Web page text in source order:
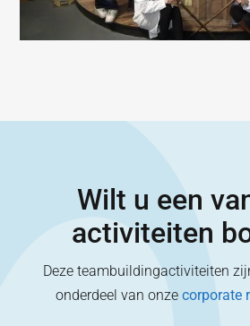
Wilt u een
activiteiten
Deze teambuildingactiviteiten
onderdeel van onze corporate